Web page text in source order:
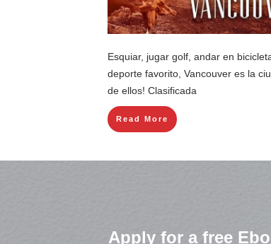
Esquiar, jugar golf, andar en
deporte favorito, Vancouver es la
de ellos! Clasificada
Read More
Apply for a free